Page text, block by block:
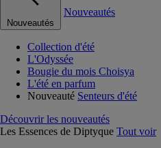
Nouveautés
Nouveautés
Collection d'été
L'Odyssée
Bougie du mois Choisya
L'été en parfum
Nouveauté Senteurs d'été
Découvrir les nouveautés
Les Essences de Diptyque Tout voir